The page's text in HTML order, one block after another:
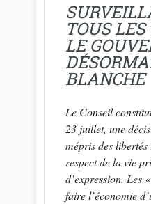
TOUS
LE
BLANCHE
Le Conseil
23 juillet, une
mépris des
respect de la vie
d’expression. Les
faire l’économie